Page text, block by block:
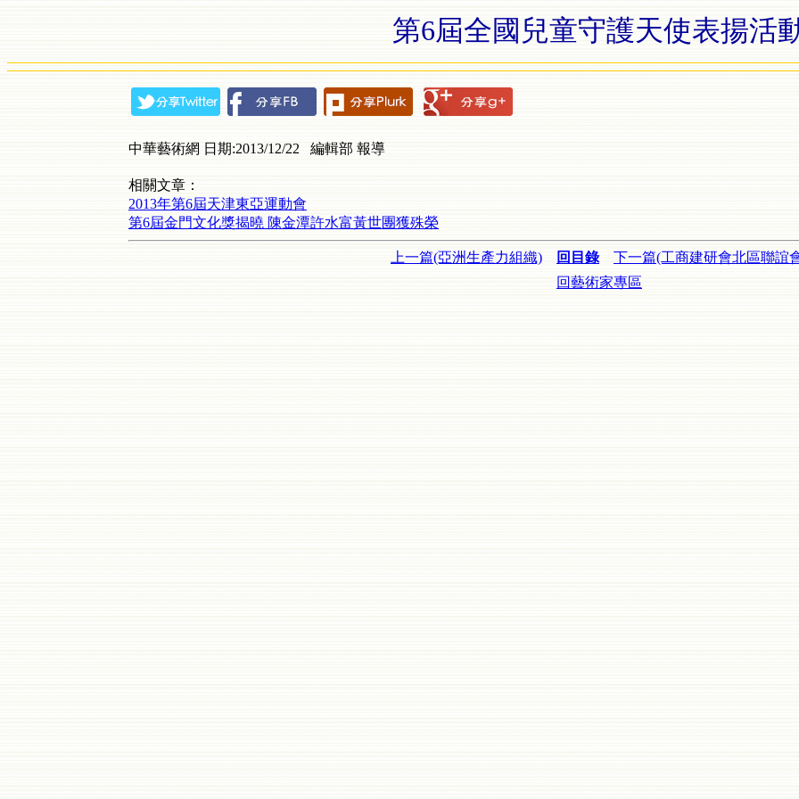
第6屆全國兒童守護天使表揚活
中華藝術網 日期:2013/12/22 編輯部 報導
相關文章：
2013年第6屆天津東亞運動會
第6屆金門文化獎揭曉 陳金潭許水富黃世團獲殊榮
上一篇(亞洲生產力組織) 回目錄
下一篇(工商建研會北區聯誼
回藝術家專區